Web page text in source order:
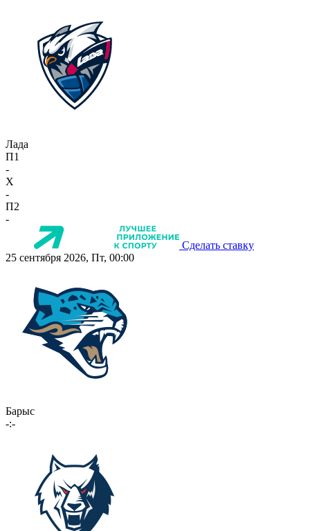
Лада
П1
-
X
-
П2
-
Сделать ставку
25 сентября 2026, Пт, 00:00
Барыс
-:-